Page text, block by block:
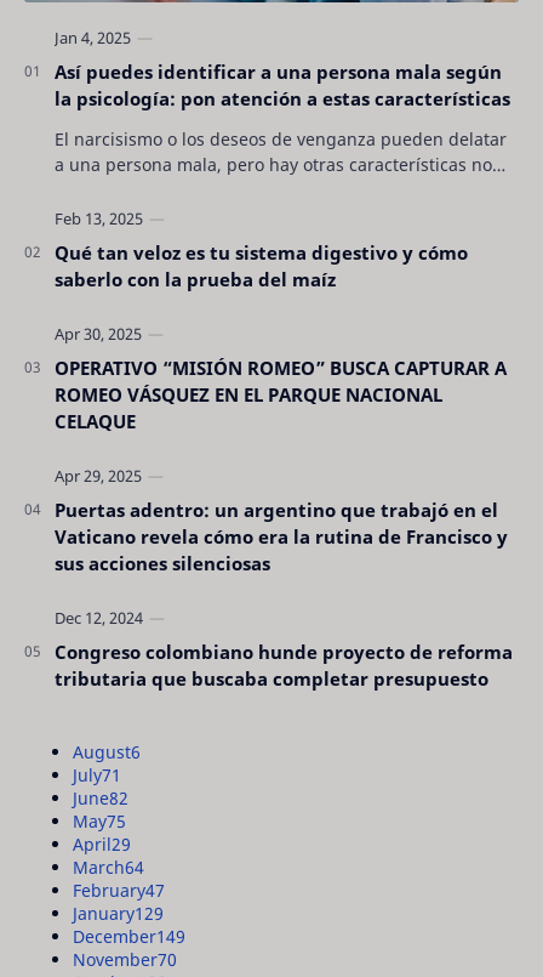
Así puedes identificar a una persona mala según
la psicología: pon atención a estas características
El narcisismo o los deseos de venganza pueden delatar
a una persona mala, pero hay otras características no
Qué tan veloz es tu sistema digestivo y cómo
saberlo con la prueba del maíz
OPERATIVO “MISIÓN ROMEO” BUSCA CAPTURAR A
ROMEO VÁSQUEZ EN EL PARQUE NACIONAL
CELAQUE
Puertas adentro: un argentino que trabajó en el
Vaticano revela cómo era la rutina de Francisco y
sus acciones silenciosas
Congreso colombiano hunde proyecto de reforma
tributaria que buscaba completar presupuesto
August6
July71
June82
May75
April29
March64
February47
January129
December149
November70